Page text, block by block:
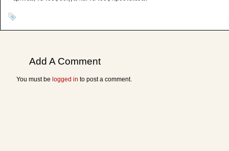
Add A Comment
You must be logged in to post a comment.